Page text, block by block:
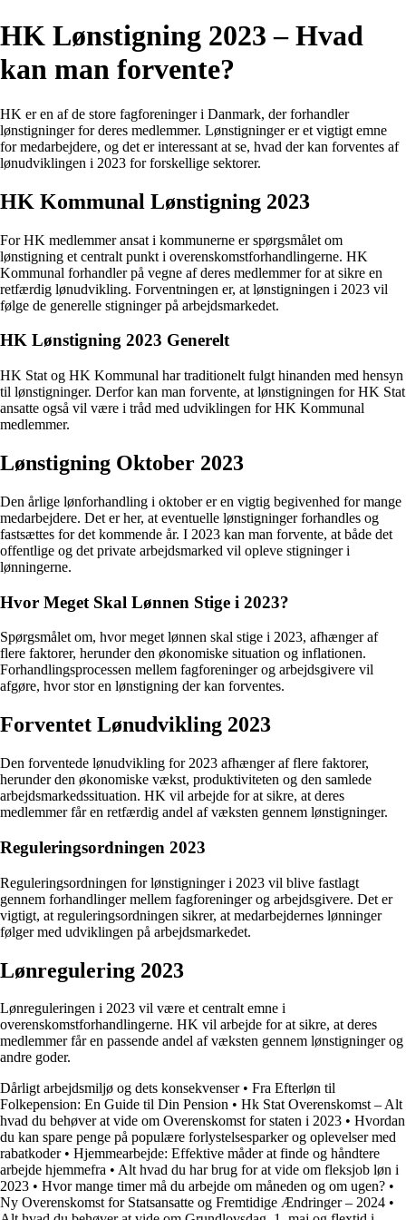
HK Lønstigning 2023 – Hvad
kan man forvente?
HK er en af de store fagforeninger i Danmark, der forhandler
lønstigninger for deres medlemmer. Lønstigninger er et vigtigt emne
for medarbejdere, og det er interessant at se, hvad der kan forventes af
lønudviklingen i 2023 for forskellige sektorer.
HK Kommunal Lønstigning 2023
For HK medlemmer ansat i kommunerne er spørgsmålet om
lønstigning et centralt punkt i overenskomstforhandlingerne. HK
Kommunal forhandler på vegne af deres medlemmer for at sikre en
retfærdig lønudvikling. Forventningen er, at lønstigningen i 2023 vil
følge de generelle stigninger på arbejdsmarkedet.
HK Lønstigning 2023 Generelt
HK Stat og HK Kommunal har traditionelt fulgt hinanden med hensyn
til lønstigninger. Derfor kan man forvente, at lønstigningen for HK Stat
ansatte også vil være i tråd med udviklingen for HK Kommunal
medlemmer.
Lønstigning Oktober 2023
Den årlige lønforhandling i oktober er en vigtig begivenhed for mange
medarbejdere. Det er her, at eventuelle lønstigninger forhandles og
fastsættes for det kommende år. I 2023 kan man forvente, at både det
offentlige og det private arbejdsmarked vil opleve stigninger i
lønningerne.
Hvor Meget Skal Lønnen Stige i 2023?
Spørgsmålet om, hvor meget lønnen skal stige i 2023, afhænger af
flere faktorer, herunder den økonomiske situation og inflationen.
Forhandlingsprocessen mellem fagforeninger og arbejdsgivere vil
afgøre, hvor stor en lønstigning der kan forventes.
Forventet Lønudvikling 2023
Den forventede lønudvikling for 2023 afhænger af flere faktorer,
herunder den økonomiske vækst, produktiviteten og den samlede
arbejdsmarkedssituation. HK vil arbejde for at sikre, at deres
medlemmer får en retfærdig andel af væksten gennem lønstigninger.
Reguleringsordningen 2023
Reguleringsordningen for lønstigninger i 2023 vil blive fastlagt
gennem forhandlinger mellem fagforeninger og arbejdsgivere. Det er
vigtigt, at reguleringsordningen sikrer, at medarbejdernes lønninger
følger med udviklingen på arbejdsmarkedet.
Lønregulering 2023
Lønreguleringen i 2023 vil være et centralt emne i
overenskomstforhandlingerne. HK vil arbejde for at sikre, at deres
medlemmer får en passende andel af væksten gennem lønstigninger og
andre goder.
Dårligt arbejdsmiljø og dets konsekvenser• Fra Efterløn til
Folkepension: En Guide til Din Pension • Hk Stat Overenskomst – Alt
hvad du behøver at vide om Overenskomst for staten i 2023 • Hvordan
du kan spare penge på populære forlystelsesparker og oplevelser med
rabatkoder• Hjemmearbejde: Effektive måder at finde og håndtere
arbejde hjemmefra • Alt hvad du har brug for at vide om fleksjob løn i
2023 • Hvor mange timer må du arbejde om måneden og om ugen? •
Ny Overenskomst for Statsansatte og Fremtidige Ændringer – 2024 •